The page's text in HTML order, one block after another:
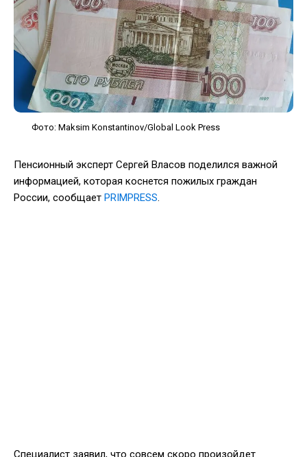
Фото: Maksim Konstantinov/Global Look Press
Пенсионный эксперт Сергей Власов поделился важной
информацией, которая коснется пожилых граждан
России, сообщает PRIMPRESS.
Специалист заявил, что совсем скоро произойдет